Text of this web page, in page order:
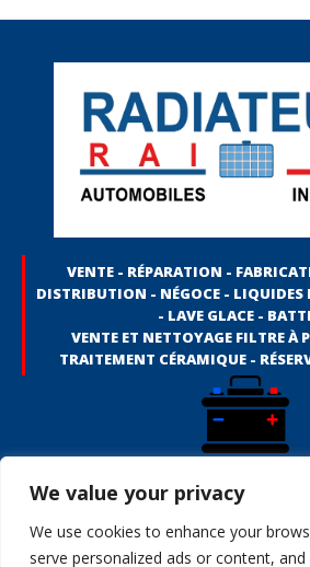
We value your privacy
We use cookies to enhance your
serve personalized ads or content,
VENTE - RÉPARATION -
DISTRIBUTION - NÉGOCE - LIQUIDES
- LAVE GLACE -
VENTE ET NETTOYAGE FILTRE À
TRAITEMENT CÉRAMIQUE -
Vente de radiateur - Réparation de radiateur
sur mesure - Liquides de refroidissement
Batteries motos - Batteries bateaux -
véhicules industriels - Batteries BTP -